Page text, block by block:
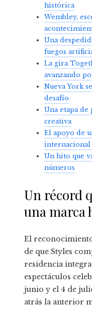
histórica
Wembley,
Una
fuegos
La gira
avanzando
Nueva York
desafío
Una etapa
creativa
El apoyo de
internacional
Un hito que
números
Un récord
una marca
El
de que Styles
residencia
espectáculos
junio y el 4 de
atrás la anterior